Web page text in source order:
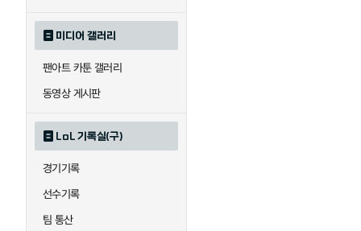
미디어 갤러리
팬아트 카툰 갤러리
동영상 게시판
LoL 기록실(구)
경기기록
선수기록
팀 통산